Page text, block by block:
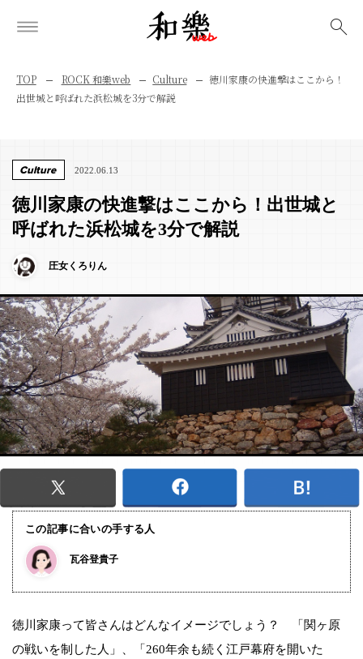
TOP ROCK 和樂web Culture
徳川家康の快進撃はここから！
出世城と呼ばれた浜松城を3分で解説
Culture 2022.06.13
徳川家康の快進撃はここから！出世城と
呼ばれた浜松城を3分で解説
圧女くろりん
この記事に合いの手する人
瓦谷登貴子
徳川家康って皆さんはどんなイメージでしょう？ 「関ヶ原
の戦いを制した人」、「260年余も続く江戸幕府を開いた